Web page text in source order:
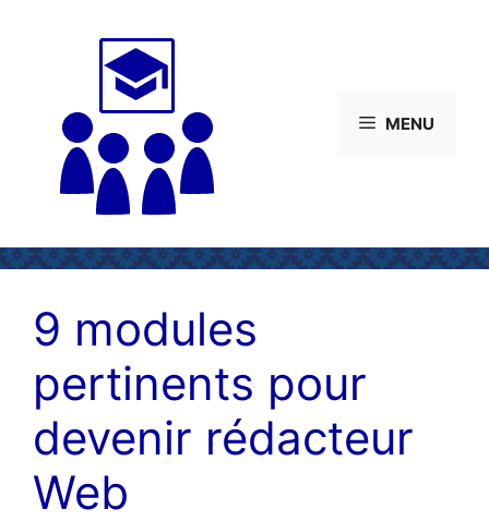
MENU
9 modules
pertinents pour
devenir rédacteur
Web